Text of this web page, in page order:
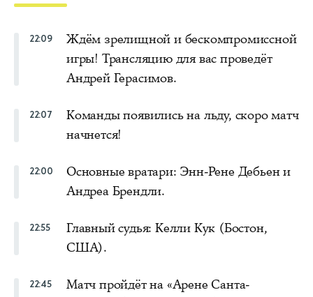
22:09
Ждём зрелищной и бескомпромиссной
игры! Трансляцию для вас проведёт
Андрей Герасимов.
22:07
Команды появились на льду, скоро матч
начнется!
22:00
Основные вратари: Энн-Рене Дебьен и
Андреа Брендли.
22:55
Главный судья: Келли Кук (Бостон,
США).
22:45
Матч пройдёт на «Арене Санта-